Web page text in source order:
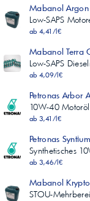
Mabanol Argon
Low-SAPS
ab 4,41/l€
Mabanol Terra
Low-SAPS
ab 4,09/l€
Petronas Arbor
10W-40
ab 3,41/l€
Petronas
Synthetisches
ab 3,46/l€
Mabanol
STOU-